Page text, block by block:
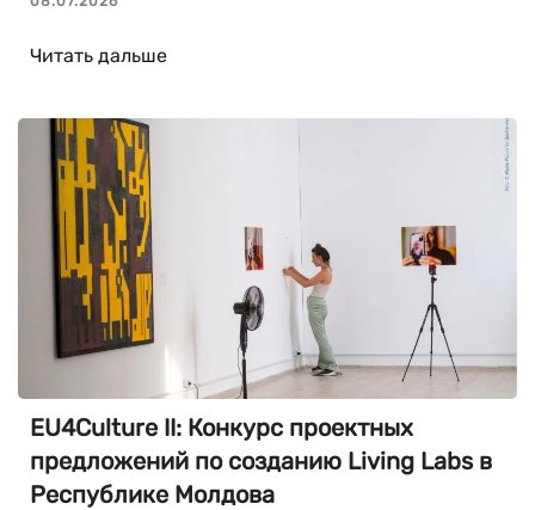
Читать дальше
EU4Culture II: Конкурс проектных
предложений по созданию Living Labs в
Республике Молдова